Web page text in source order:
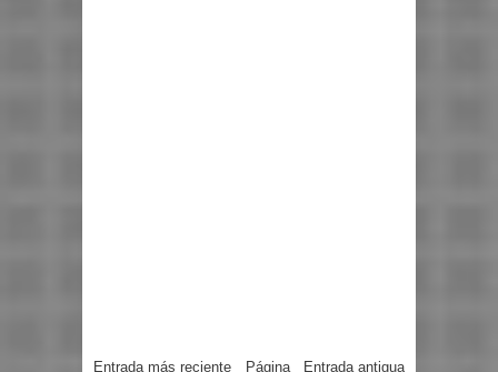
Entrada más reciente Entrada antigua
Página